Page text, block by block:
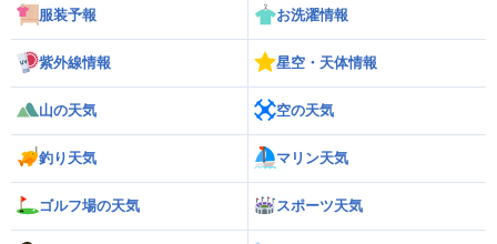
服装予報 お洗濯情報
紫外線情報 星空・天体情報
山の天気 空の天気
釣り天気 マリン天気
ゴルフ場の天気 スポーツ天気